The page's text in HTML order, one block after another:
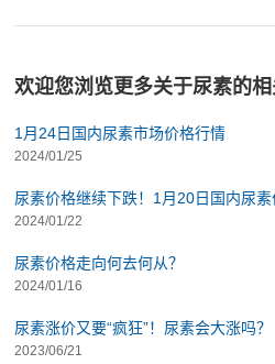
欢迎您浏览更多关于尿素的
1月24日国内尿素市场价格行情
2024/01/25
尿素价格继续下跌！1月20日国内尿
2024/01/22
尿素价格走向何去何从？
2024/01/16
尿素涨价又要“疯狂”！尿素会大涨吗？
2023/06/21